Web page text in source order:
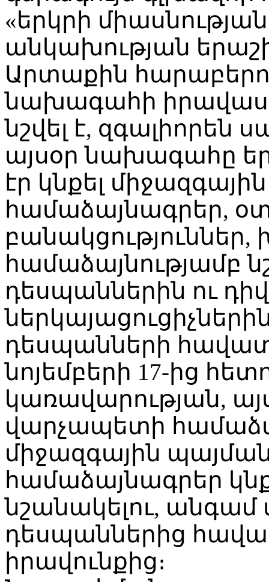
«երկրի
անկախության
Արտաքին
նախագահի
նշվել է,
այսօր նախագահը
էր կնքել
համաձայնագրեր,
համաձայնությամբ
դեսպաններին ու
դեսպանների
նոյեմբերի 17-ից
կառավարության,
վարչապետի
միջազգային
համաձայնագրեր
նշանակելու, անգամ
դեսպաններից
իրավունքից։